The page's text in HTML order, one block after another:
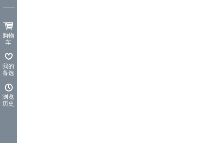
购物
车
我的
备选
浏览
历史